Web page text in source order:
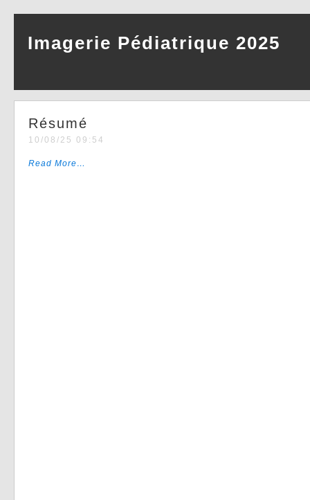
Imagerie Pédiatrique 2025
Résumé
10/08/25 09:54
Read More…